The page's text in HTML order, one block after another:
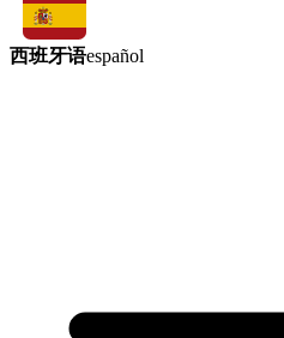
西班牙语español